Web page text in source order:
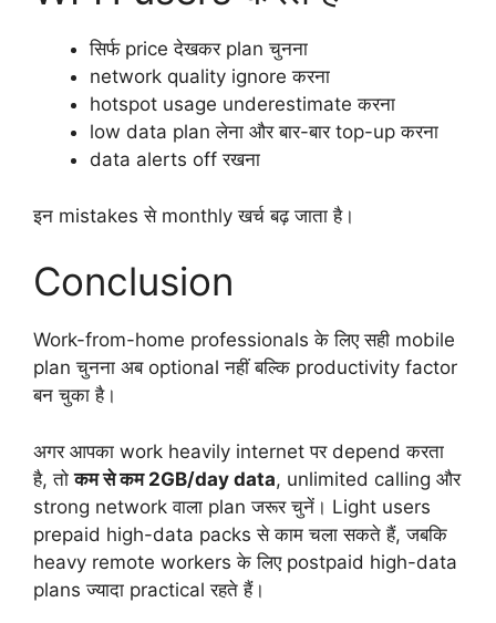
सिर्फ price देखकर plan चुनना
network quality ignore करना
hotspot usage underestimate करना
low data plan लेना और बार-बार top-up करना
data alerts off रखना
इन mistakes से monthly खर्च बढ़ जाता है।
Conclusion
Work-from-home professionals के लिए सही mobile
plan चुनना अब optional नहीं बल्कि productivity factor
बन चुका है।
अगर आपका work heavily internet पर depend करता
है, तोकम से कम 2GB/day data, unlimited calling और
strong network वाला plan जरूर चुनें। Light users
prepaid high-data packs से काम चला सकते हैं, जबकि
heavy remote workers के लिए postpaid high-data
plans ज्यादा practical रहते हैं।